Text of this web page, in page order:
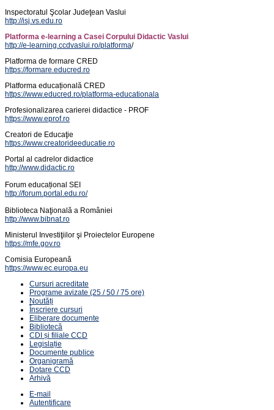
Inspectoratul Şcolar Judeţean Vaslui
http://isj.vs.edu.ro
Platforma e-learning a Casei Corpului Didactic Vaslui
http://e-learning.ccdvaslui.ro/platforma/
Platforma de formare CRED
https://formare.educred.ro
Platforma educațională CRED
https://www.educred.ro/platforma-educationala
Profesionalizarea carierei didactice - PROF
https://www.eprof.ro
Creatori de Educaţie
https://www.creatorideeducatie.ro
Portal al cadrelor didactice
http://www.didactic.ro
Forum educațional SEI
http://forum.portal.edu.ro/
Biblioteca Naţională a României
http://www.bibnat.ro
Ministerul Investiţiilor şi Proiectelor Europene
https://mfe.gov.ro
Comisia Europeană
https://www.ec.europa.eu
Cursuri acreditate
Programe avizate (25 / 50 / 75 ore)
Noutăți
Înscriere cursuri
Eliberare documente
Bibliotecă
CDI și filiale CCD
Legislație
Documente publice
Organigramă
Dotare CCD
Arhivă
E-mail
Autentificare